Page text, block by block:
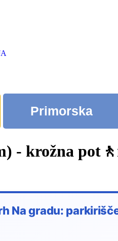
Primorska
- krožna
Na gradu: